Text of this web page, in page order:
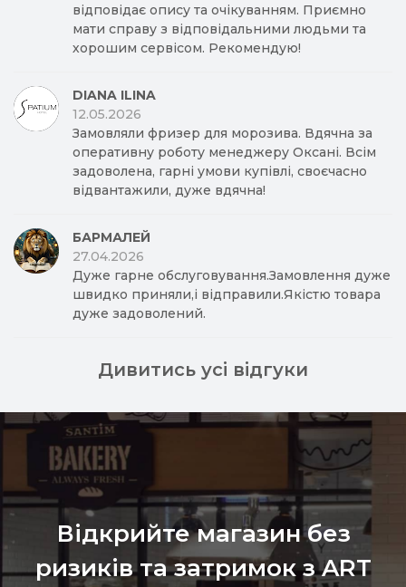
відповідає опису та очікуванням. Приємно
мати справу з відповідальними людьми та
хорошим сервісом. Рекомендую!
DIANA ILINA
12.05.2026
Замовляли фризер для морозива. Вдячна за
оперативну роботу менеджеру Оксані. Всім
задоволена, гарні умови купівлі, своєчасно
відвантажили, дуже вдячна!
БАРМАЛЕЙ
27.04.2026
Дуже гарне обслуговування.Замовлення дуже
швидко приняли,і відправили.Якістю товара
дуже задоволений.
Дивитись усі відгуки
Відкрийте магазин без
ризиків та затримок з ART